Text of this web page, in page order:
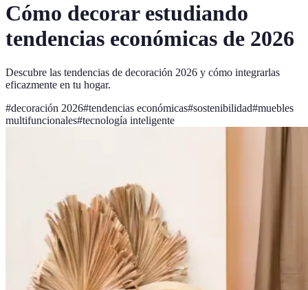
Cómo decorar estudiando
tendencias económicas de 2026
Descubre las tendencias de decoración 2026 y cómo integrarlas
eficazmente en tu hogar.
#decoración 2026#tendencias económicas#sostenibilidad#muebles
multifuncionales#tecnología inteligente